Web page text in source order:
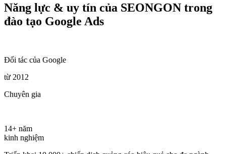
Năng lực & uy tín của SEONGON trong
đào tạo Google Ads
Đối tác của Google
từ 2012
Chuyên gia
14+ năm
kinh nghiệm